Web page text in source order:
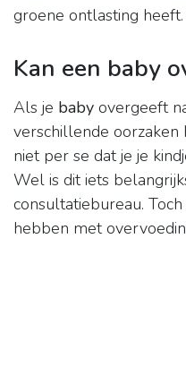
groene ontlasting heeft.
Kan een baby
Als je baby overgeeft
verschillende
niet per se dat je je
Wel is dit iets
consultatiebureau. Toch
hebben met